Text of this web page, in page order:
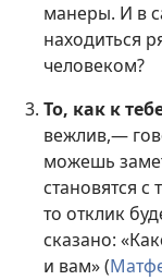
манеры. И в
находиться
человеком?
То, как к
вежлив,—
можешь
становятся с
то отклик
сказано:
и вам» (